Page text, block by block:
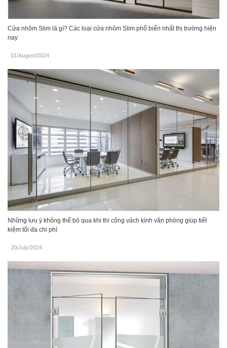
Cửa nhôm Slim là gì? Các loại cửa nhôm Slim phổ biến nhất thị trường hiện
nay
01/August/2024
Những lưu ý không thể bỏ qua khi thi công vách kính văn phòng giúp tiết
kiệm tối đa chi phí
20/July/2024